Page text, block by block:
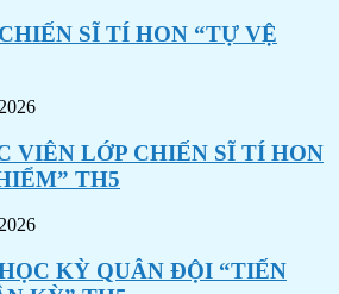
SĨ TÍ HON “TỰ VỆ
VIÊN LỚP CHIẾN SĨ TÍ HON
TH5
KỲ QUÂN ĐỘI “TIẾN